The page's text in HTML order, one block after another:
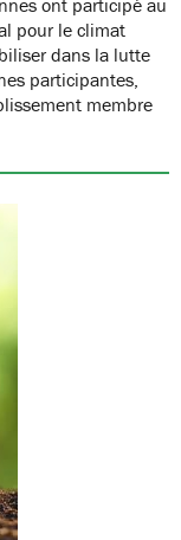
pour le climat
dans la lutte
participantes,
membre